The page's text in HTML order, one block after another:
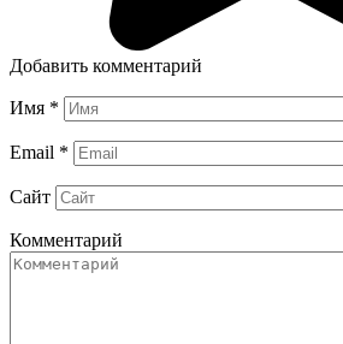
Добавить комментарий
Имя *
Email *
Сайт
Комментарий